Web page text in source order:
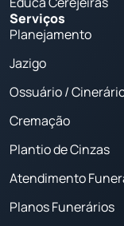
Serviços
Planejamento
Jazigo
Ossuário /
Cremação
Plantio de Cinzas
Atendimento
Planos Funerários